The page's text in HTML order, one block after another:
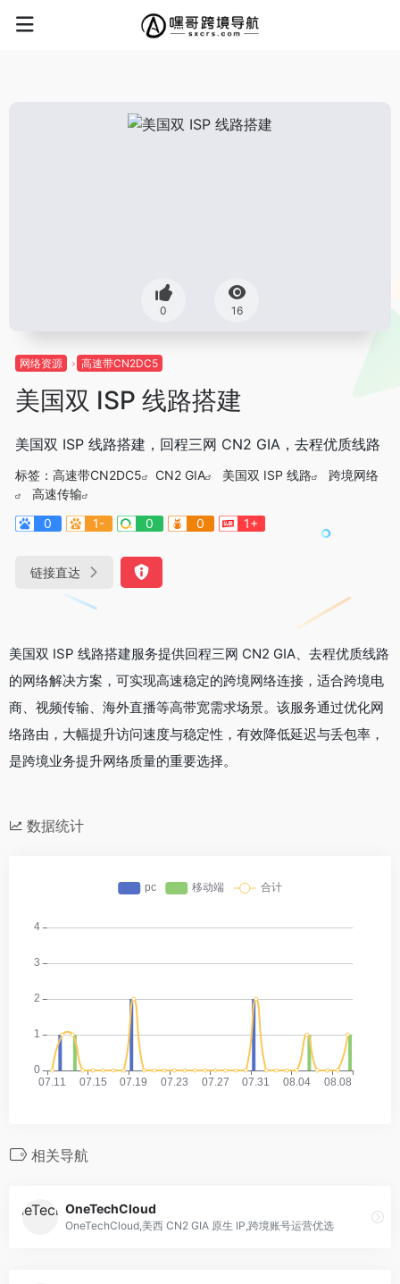
0 16
网络资源 高速带CN2DC5
美国双 ISP 线路搭建
美国双 ISP 线路搭建，回程三网 CN2 GIA，去程优质线路
标签： 高速带CN2DC5 CN2 GIA 美国双 ISP 线路
跨境网络
高速传输
0
1- 0 0 1+
链接直达
美国双 ISP 线路搭建服务提供回程三网 CN2 GIA、去程优质线路
的网络解决方案，可实现高速稳定的跨境网络连接，适合跨境电
商、视频传输、海外直播等高带宽需求场景。该服务通过优化网
络路由，大幅提升访问速度与稳定性，有效降低延迟与丢包率，
是跨境业务提升网络质量的重要选择。
数据统计
相关导航
OneTechCloud
OneTechCloud,美西 CN2 GIA 原生 IP,跨境账号运营优选